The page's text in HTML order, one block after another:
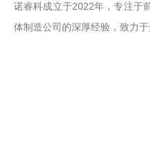
诺睿科成立于2022年，专注于
体制造公司的深厚经验，致力于